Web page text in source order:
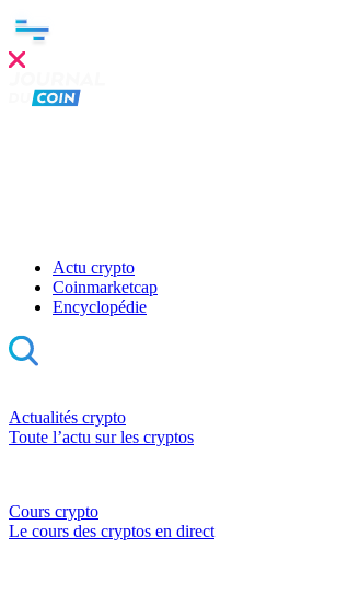
Actu crypto
Coinmarketcap
Encyclopédie
Actualités crypto
Toute l’actu sur les cryptos
Cours crypto
Le cours des cryptos en direct